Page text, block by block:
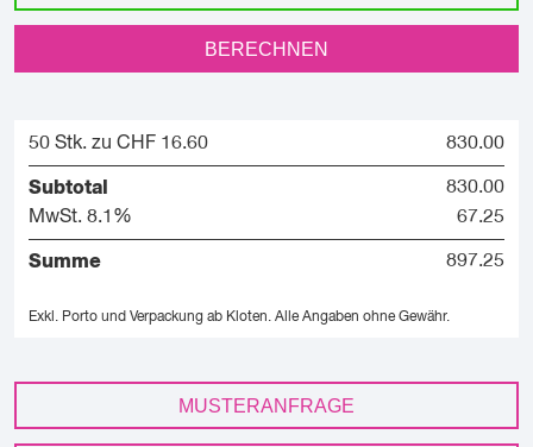
BERECHNEN
50 Stk. zu CHF 16.60 830.00
Subtotal
830.00
MwSt. 8.1%
67.25
Summe 897.25
Exkl. Porto und Verpackung ab Kloten. Alle Angaben ohne Gewähr.
MUSTERANFRAGE